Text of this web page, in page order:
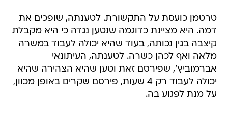
טרטמן כועסת על התקשורת. לטענתה, שופכים את
דמה. היא מציינת כדוגמה שנטען נגדה כי היא מקבלת
קיצבה בגין נכותה, בעוד שהיא יכולה לעבוד במשרה
מלאה ואף לכהן כשרה. לטענתה, העיתונאי
אברמוביץ', שפירסם זאת וטען שהיא הצהירה שהיא
יכולה לעבוד רק 4 שעות, פירסם שקרים באופן מכוון,
על מנת לפגוע בה.